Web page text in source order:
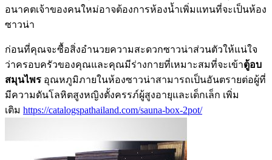
อนาคตเจ้าของคนใหม่อาจต้องการห้องน้ำเพิ่มแทนที่จะเป็นห้อง
ซาวน่า
ก่อนที่คุณจะซื้อสิ่งอำนวยความสะดวกซาวน่าส่วนตัวให้แน่ใจ
ว่าครอบครัวของคุณและคุณมีร่างกายที่เหมาะสมที่จะเข้าตู้อบ
สมุนไพร อุณหภูมิภายในห้องซาวน่าสามารถเป็นอันตรายต่อผู้ที่
มีความดันโลหิตสูงหญิงตั้งครรภ์ผู้สูงอายุและเด็กเล็ก เพิ่ม
เติม https://catalogspathailand.com/sauna-box-2pot/